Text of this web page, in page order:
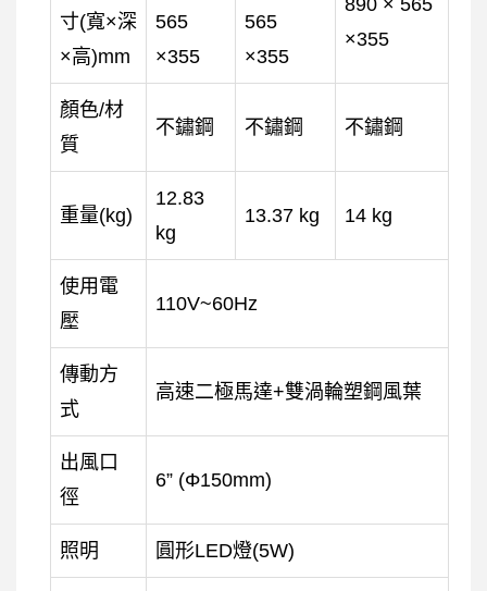
寸(寬×深
×高)mm
565
×355
565
×355
×355
顏色/材
質
不鏽鋼 不鏽鋼 不鏽鋼
重量(kg)
12.83
kg
13.37 kg 14 kg
使用電
壓
110V~60Hz
傳動方
式
高速二極馬達+雙渦輪塑鋼風葉
出風口
徑
6” (Φ150mm)
照明 圓形LED燈(5W)